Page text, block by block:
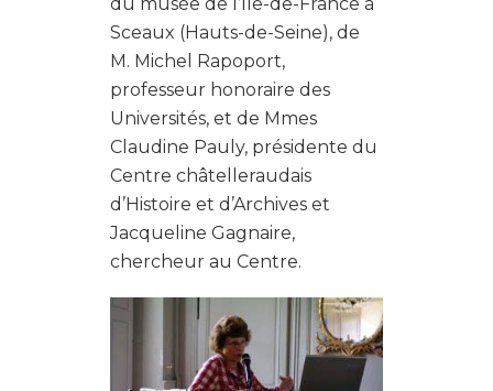
Sceaux (Hauts-de-Seine), de
M. Michel Rapoport,
professeur honoraire des
Universités, et de Mmes
Claudine Pauly, présidente du
Centre châtelleraudais
d’Histoire et d’Archives et
Jacqueline Gagnaire,
chercheur au Centre.